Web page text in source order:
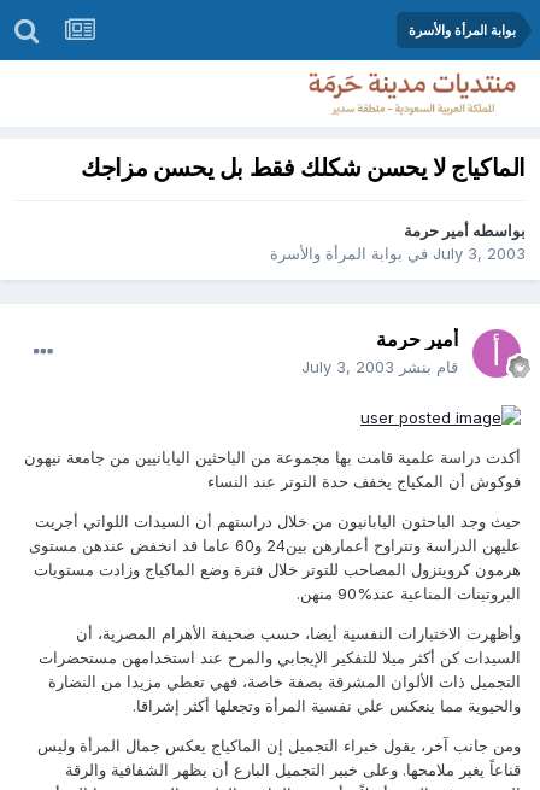
بوابة المرأة والأسرة
الماكياج‏ لا يحسن شكلك فقط بل يحسن مزاجك
بواسطه أمير حرمة
July 3, 2003في بوابة المرأة والأسرة
أمير حرمة
قام بنشر July 3, 2003
أكدت دراسة علمية قامت بها مجموعة من الباحثين اليابانيين من جامعة نيهون
فوكوش أن المكياج يخفف حدة التوتر عند النساء
حيث وجد الباحثون اليابانيون من خلال دراستهم أن السيدات اللواتي أجريت
عليهن الدراسة وتتراوح أعمارهن بين‏24‏ و‏60‏ عاما قد انخفض عندهن مستوى
هرمون كرويتزول المصاحب للتوتر خلال فترة وضع الماكياج وزادت مستويات
البروتينات المناعية عند‏90%‏ منهن.
وأظهرت الاختبارات النفسية أيضا، حسب صحيفة الأهرام المصرية، أن
السيدات كن أكثر ميلا للتفكير الإيجابي والمرح عند استخدامهن مستحضرات
التجميل ذات الألوان المشرقة بصفة خاصة‏،‏ فهي تعطي مزيدا من النضارة
والحيوية مما ينعكس علي نفسية المرأة وتجعلها أكثر إشراقا.‏
ومن جانب آخر، يقول خبراء التجميل إن الماكياج يعكس جمال المرأة وليس
قناعاً يغير ملامحها. وعلى خبير التجميل البارع أن يظهر الشفافية والرقة